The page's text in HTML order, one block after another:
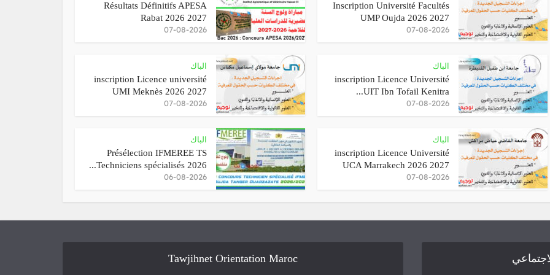
Inscription Université Facultés
UMP Oujda 2026 2027
07-08-2026
Résultats Définitifs APESA
Rabat 2026 2027
07-08-2026
الباك
inscription Licence Université
UIT Ibn Tofail Kenitra...
07-08-2026
الباك
inscription Licence université
UMI Meknès 2026 2027
07-08-2026
الباك
inscription Licence Université
UCA Marrakech 2026 2027
07-08-2026
الباك
Présélection IFMEREE TS
Techniciens spécialisés 2026...
06-08-2026
Tawjihnet Orientation Maroc